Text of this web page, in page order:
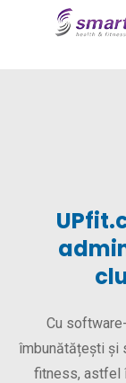
Cu
îmbunătățești și
fitness, astfel